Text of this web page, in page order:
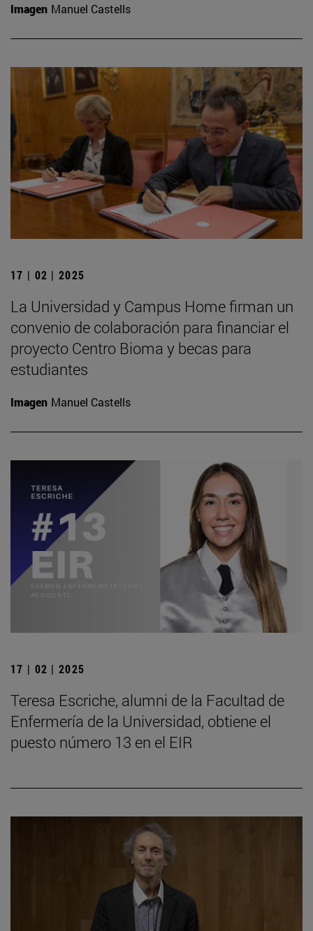
Imagen Manuel Castells
17 | 02 | 2025
La Universidad y Campus Home firman un
convenio de colaboración para financiar el
proyecto Centro Bioma y becas para
estudiantes
Imagen Manuel Castells
17 | 02 | 2025
Teresa Escriche, alumni de la Facultad de
Enfermería de la Universidad, obtiene el
puesto número 13 en el EIR